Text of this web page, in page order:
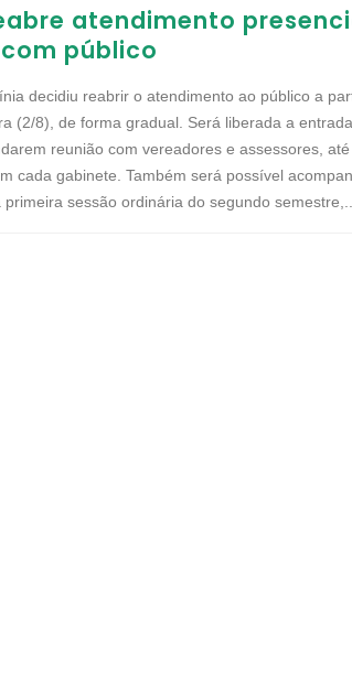
atendimento
público
decidiu reabrir o atendimento ao público a
(2/8), de forma gradual. Será liberada a
reunião com vereadores e assessores,
cada gabinete. Também será possível
sessão ordinária do segundo semestre,...